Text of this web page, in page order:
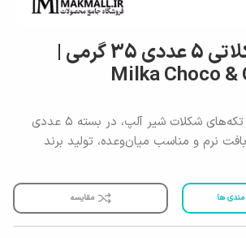
کیک میلکا شکلاتی 5 عددی 35 گرمی |
Milka Choco
کیک میلکا شکلاتی با تکه‌های شکلات شیر آلپ، در بسته ۵ عددی
نرم و مناسب میان‌وعده‌، تولید برند
مندی ها مقایسه